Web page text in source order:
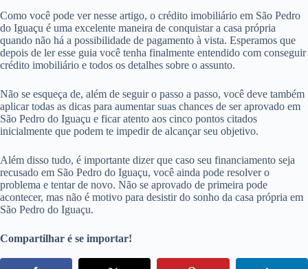
Como você pode ver nesse artigo, o crédito imobiliário em São Pedro
do Iguaçu é uma excelente maneira de conquistar a casa própria
quando não há a possibilidade de pagamento à vista. Esperamos que
depois de ler esse guia você tenha finalmente entendido com conseguir
crédito imobiliário e todos os detalhes sobre o assunto.
Não se esqueça de, além de seguir o passo a passo, você deve também
aplicar todas as dicas para aumentar suas chances de ser aprovado em
São Pedro do Iguaçu e ficar atento aos cinco pontos citados
inicialmente que podem te impedir de alcançar seu objetivo.
Além disso tudo, é importante dizer que caso seu financiamento seja
recusado em São Pedro do Iguaçu, você ainda pode resolver o
problema e tentar de novo. Não se aprovado de primeira pode
acontecer, mas não é motivo para desistir do sonho da casa própria em
São Pedro do Iguaçu.
Compartilhar é se importar!